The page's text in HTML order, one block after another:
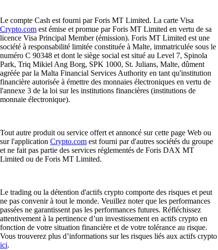
Le compte Cash est fourni par Foris MT Limited. La carte Visa
Crypto.com est émise et promue par Foris MT Limited en vertu de sa
licence Visa Principal Member (émission). Foris MT Limited est une
société à responsabilité limitée constituée à Malte, immatriculée sous le
numéro C 90348 et dont le siège social est situé au Level 7, Spinola
Park, Triq Mikiel Ang Borg, SPK 1000, St. Julians, Malte, dûment
agréée par la Malta Financial Services Authority en tant qu'institution
financière autorisée à émettre des monnaies électroniques en vertu de
l'annexe 3 de la loi sur les institutions financières (institutions de
monnaie électronique).
Tout autre produit ou service offert et annoncé sur cette page Web ou
sur l'application Crypto.com est fourni par d'autres sociétés du groupe
et ne fait pas partie des services réglementés de Foris DAX MT
Limited ou de Foris MT Limited.
Le trading ou la détention d'actifs crypto comporte des risques et peut
ne pas convenir à tout le monde. Veuillez noter que les performances
passées ne garantissent pas les performances futures. Réfléchissez
attentivement à la pertinence d’un investissement en actifs crypto en
fonction de votre situation financière et de votre tolérance au risque.
Vous trouverez plus d’informations sur les risques liés aux actifs crypto
ici.